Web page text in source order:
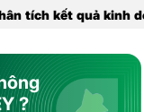
tích kết quả kinh
?